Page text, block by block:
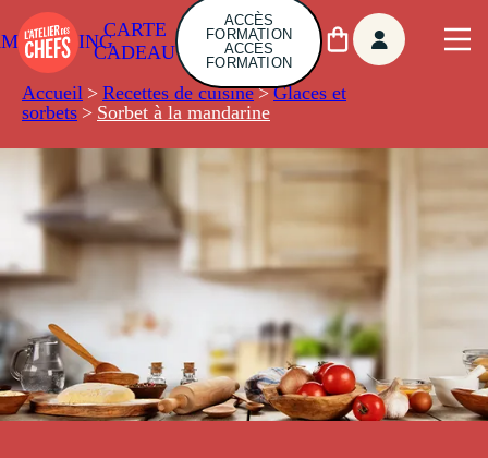
CARTE
CADEAU
ACCÈS
FORMATION
ACCÈS
FORMATION
Accueil > Recettes de cuisine > Glaces et
sorbets > Sorbet à la mandarine